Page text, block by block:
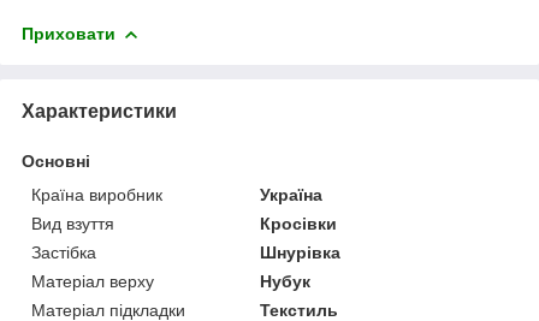
Приховати
Характеристики
Основні
Країна виробник
Україна
Вид взуття
Кросівки
Застібка
Шнурівка
Матеріал верху
Нубук
Матеріал підкладки
Текстиль